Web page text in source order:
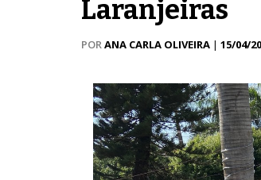
Laranjeiras
PORANA CARLA OLIVEIRA | 15/04/